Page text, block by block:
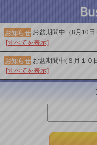
お知らせ お盆期間中（8月10
[すべてを表示]
お知らせ お盆期間中(８月１０
[すべてを表示]